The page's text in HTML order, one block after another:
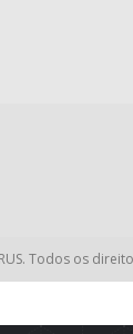
Todos os